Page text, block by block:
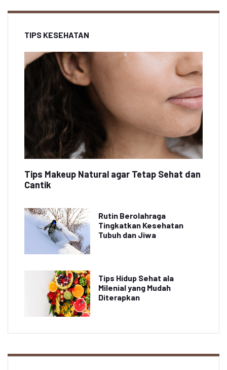
TIPS KESEHATAN
Tips Makeup Natural agar Tetap Sehat dan
Cantik
Rutin Berolahraga
Tingkatkan Kesehatan
Tubuh dan Jiwa
Tips Hidup Sehat ala
Milenial yang Mudah
Diterapkan